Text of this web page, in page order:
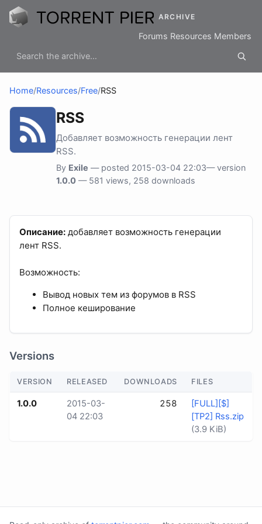
ARCHIVE
Forums Resources Members
Home/Resources/Free/RSS
RSS
Добавляет возможность генерации лент
RSS.
By Exile — posted 2015-03-04 22:03— version
1.0.0 — 581 views, 258 downloads
Описание: добавляет возможность генерации
лент RSS.
Возможность:
Вывод новых тем из форумов в RSS
Полное кеширование
Versions
VERSION RELEASED DOWNLOADS FILES
1.0.0
2015-03-
04 22:03
258
[FULL][$]
[TP2] Rss.zip
(3.9 KiB)